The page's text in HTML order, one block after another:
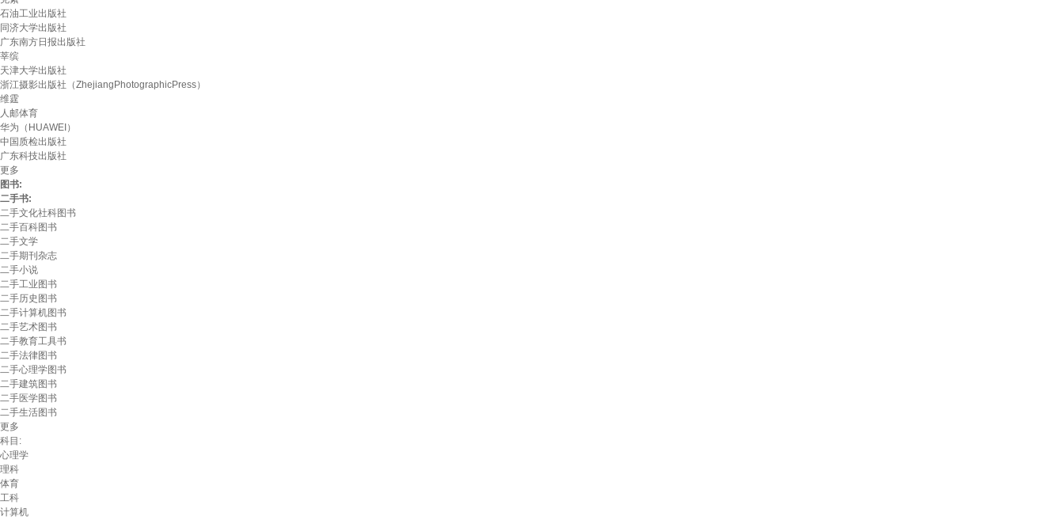
石油工业出版社
同济大学出版社
广东南方日报出版社
莘缤
天津大学出版社
浙江摄影出版社（ZhejiangPhotographicPress）
维霆
人邮体育
华为（HUAWEI）
中国质检出版社
广东科技出版社
更多
图书:
二手书:
二手文化社科图书
二手百科图书
二手文学
二手期刊杂志
二手小说
二手工业图书
二手历史图书
二手计算机图书
二手艺术图书
二手教育工具书
二手法律图书
二手心理学图书
二手建筑图书
二手医学图书
二手生活图书
更多
科目:
心理学
理科
体育
工科
计算机